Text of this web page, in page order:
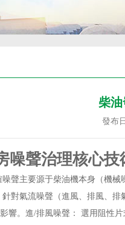
柴
發布
噪聲治理核心技
聲主要源于柴油機本身（機械
對氣流噪聲（進風、排風、
響。進/排風噪聲： 選用阻性